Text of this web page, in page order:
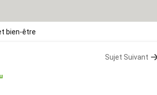
bien-être
Sujet Suivant